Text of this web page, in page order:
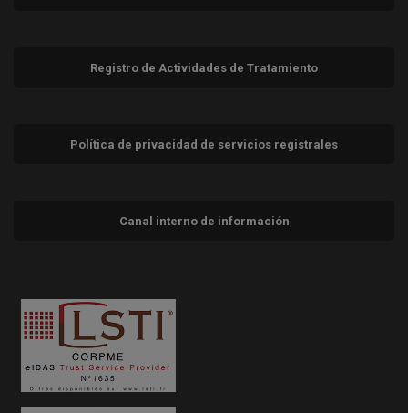
Registro de Actividades de Tratamiento
Política de privacidad de servicios registrales
Canal interno de información